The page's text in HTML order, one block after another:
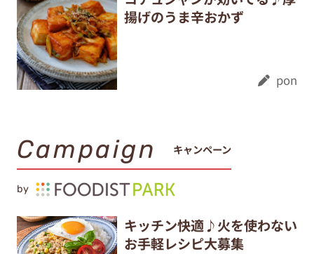
揚げのうま辛おかず
pon
Campaign キャンペーン
by
キッチン快適♪火を使わない
お手軽レシピ大募集